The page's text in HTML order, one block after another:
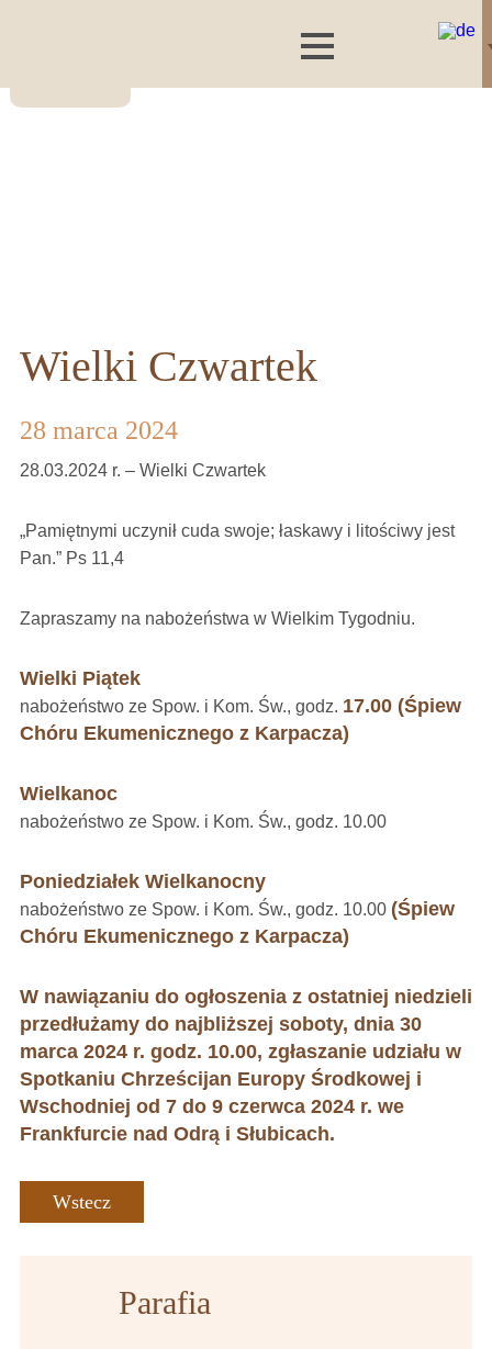
Wielki Czwartek
28 marca 2024
28.03.2024 r. – Wielki Czwartek
„Pamiętnymi uczynił cuda swoje; łaskawy i litościwy jest
Pan.” Ps 11,4
Zapraszamy na nabożeństwa w Wielkim Tygodniu.
Wielki Piątek
nabożeństwo ze Spow. i Kom. Św., godz. 17.00 (Śpiew
Chóru Ekumenicznego z Karpacza)
Wielkanoc
nabożeństwo ze Spow. i Kom. Św., godz. 10.00
Poniedziałek Wielkanocny
nabożeństwo ze Spow. i Kom. Św., godz. 10.00 (Śpiew
Chóru Ekumenicznego z Karpacza)
W nawiązaniu do ogłoszenia z ostatniej niedzieli
przedłużamy do najbliższej soboty, dnia 30
marca 2024 r. godz. 10.00, zgłaszanie udziału w
Spotkaniu Chrześcijan Europy Środkowej i
Wschodniej od 7 do 9 czerwca 2024 r. we
Frankfurcie nad Odrą i Słubicach.
Wstecz
Parafia